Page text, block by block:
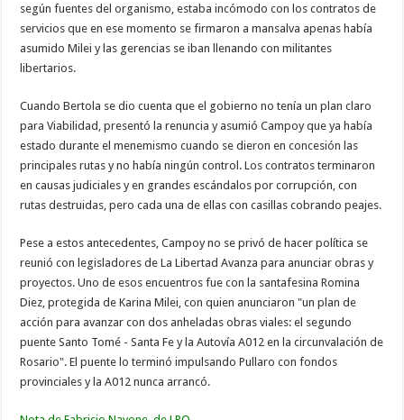
según fuentes del organismo, estaba incómodo con los contratos de
servicios que en ese momento se firmaron a mansalva apenas había
asumido Milei y las gerencias se iban llenando con militantes
libertarios.
Cuando Bertola se dio cuenta que el gobierno no tenía un plan claro
para Viabilidad, presentó la renuncia y asumió Campoy que ya había
estado durante el menemismo cuando se dieron en concesión las
principales rutas y no había ningún control. Los contratos terminaron
en causas judiciales y en grandes escándalos por corrupción, con
rutas destruidas, pero cada una de ellas con casillas cobrando peajes.
Pese a estos antecedentes, Campoy no se privó de hacer política se
reunió con legisladores de La Libertad Avanza para anunciar obras y
proyectos. Uno de esos encuentros fue con la santafesina Romina
Diez, protegida de Karina Milei, con quien anunciaron "un plan de
acción para avanzar con dos anheladas obras viales: el segundo
puente Santo Tomé - Santa Fe y la Autovía A012 en la circunvalación de
Rosario". El puente lo terminó impulsando Pullaro con fondos
provinciales y la A012 nunca arrancó.